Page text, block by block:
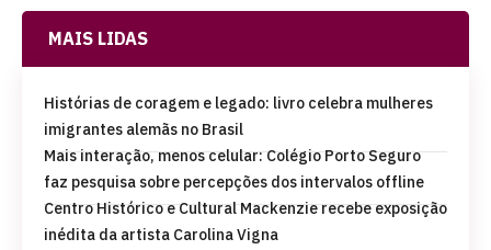
MAIS LIDAS
Histórias de coragem e legado: livro celebra mulheres
imigrantes alemãs no Brasil
Mais interação, menos celular: Colégio Porto Seguro
faz pesquisa sobre percepções dos intervalos offline
Centro Histórico e Cultural Mackenzie recebe exposição
inédita da artista Carolina Vigna